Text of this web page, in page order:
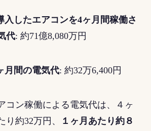
入したエアコンを4ヶ月間稼働さ
代: 約71億8,080万円
月間の電気代: 約32万6,400円
コン稼働による電気代は、４ヶ
り約32万円、
１ヶ月あたり約８